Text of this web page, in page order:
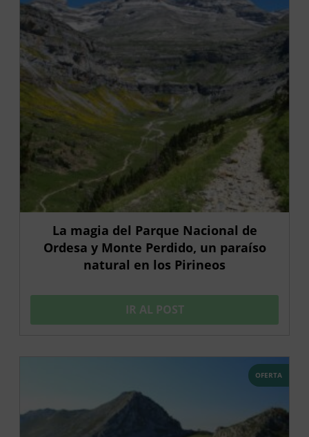
La magia del Parque Nacional de
Ordesa y Monte Perdido, un paraíso
natural en los Pirineos
IR AL POST
OFERTA